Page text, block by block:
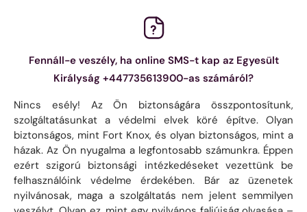
Fennáll-e veszély, ha online SMS-t kap az Egyesült
Királyság +447735613900-as számáról?
Nincs esély! Az Ön biztonságára összpontosítunk,
szolgáltatásunkat a védelmi elvek köré építve. Olyan
biztonságos, mint Fort Knox, és olyan biztonságos, mint a
házak. Az Ön nyugalma a legfontosabb számunkra. Éppen
ezért szigorú biztonsági intézkedéseket vezettünk be
felhasználóink ​​védelme érdekében. Bár az üzenetek
nyilvánosak, maga a szolgáltatás nem jelent semmilyen